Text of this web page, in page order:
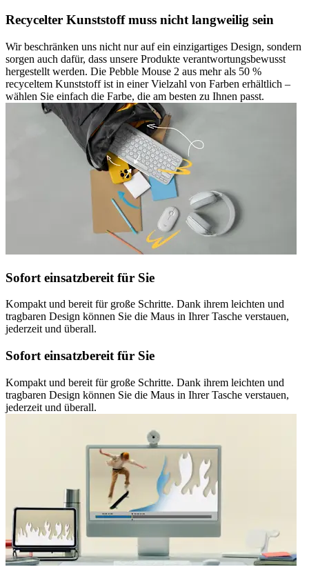
Recycelter Kunststoff muss nicht langweilig sein
Wir beschränken uns nicht nur auf ein einzigartiges Design, sondern
sorgen auch dafür, dass unsere Produkte verantwortungsbewusst
hergestellt werden. Die Pebble Mouse 2 aus mehr als 50 %
recyceltem Kunststoff ist in einer Vielzahl von Farben erhältlich –
wählen Sie einfach die Farbe, die am besten zu Ihnen passt.
Sofort einsatzbereit für Sie
Kompakt und bereit für große Schritte. Dank ihrem leichten und
tragbaren Design können Sie die Maus in Ihrer Tasche verstauen,
jederzeit und überall.
Sofort einsatzbereit für Sie
Kompakt und bereit für große Schritte. Dank ihrem leichten und
tragbaren Design können Sie die Maus in Ihrer Tasche verstauen,
jederzeit und überall.